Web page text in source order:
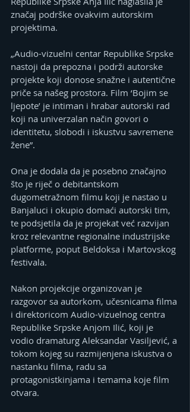
značaj podrške ovakvim autorskim
projektima.
„Audio-vizuelni centar Republike Srpske
nastoji da prepozna i podrži autorske
projekte koji donose snažne i autentične
priče sa našeg prostora. Film ‘Bojim se
ljepote’ je intiman i hrabar autorski rad
koji na univerzalan način govori o
identitetu, slobodi i iskustvu savremene
žene”.
Ona je dodala da je posebno značajno
što je riječ o debitantskom
dugometražnom filmu koji je nastao u
Banjaluci i okupio domaći autorski tim,
te podsjetila da je projekat već razvijan
kroz relevantne regionalne industrijske
platforme, poput Beldoksa i Martovskog
festivala.
Nakon projekcije organizovan je
razgovor sa autorkom, učesnicama filma
i direktoricom Audio-vizuelnog centra
Republike Srpske Anjom Ilić, koji je
vodio dramaturg Aleksandar Vasiljević, a
tokom kojeg su razmijenjena iskustva o
nastanku filma, radu sa
protagonistkinjama i temama koje film
otvara.